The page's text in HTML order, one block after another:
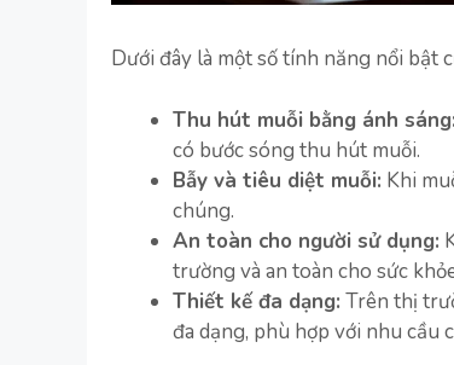
Dưới đây là một số tính năng nổi bật
Thu hút muỗi bằng ánh sáng:
có bước sóng thu hút muỗi.
Bẫy và tiêu diệt muỗi: Khi
chúng.
An toàn cho người sử dụng:
trường và an toàn cho sức
Thiết kế đa dạng: Trên thị
đa dạng, phù hợp với nhu cầu